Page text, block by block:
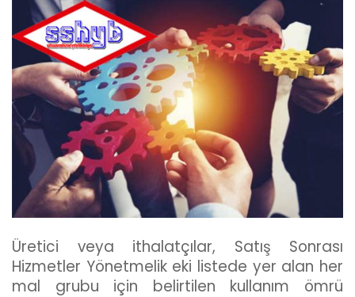
Üretici veya ithalatçılar, Satış Sonrası
Hizmetler Yönetmelik eki listede yer alan her
mal grubu için belirtilen kullanım ömrü